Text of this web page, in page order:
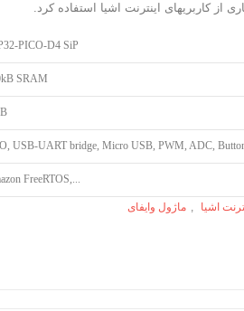
از کاربریهای اینترنت اشیا استفاده کرد.
PICO-D4 SiP
SRAM
USB-UART bridge, Micro USB, PWM, ADC,
FreeRTOS,...
اشیا , ماژول وایفای